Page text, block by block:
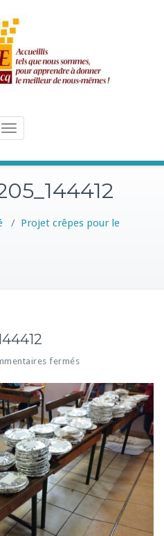
Toggle
/ Projet crêpes pour le
fermés
r
I
M
G
_
2
0
2
6
2